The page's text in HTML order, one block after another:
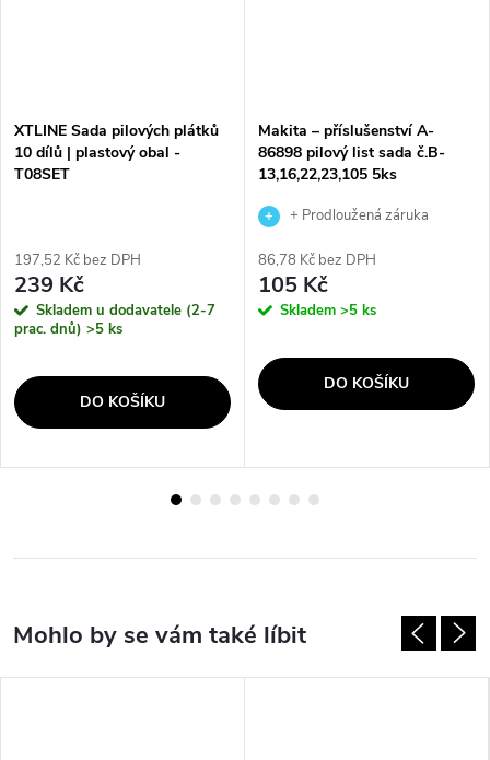
XTLINE Sada pilových plátků
10 dílů | plastový obal -
T08SET
197,52 Kč bez DPH
239 Kč
Skladem u dodavatele (2-7
prac. dnů) >5 ks
DO KOŠÍKU
Makita – příslušenství A-
86898 pilový list sada č.B-
13,16,22,23,105 5ks
+ Prodloužená záruka
86,78 Kč bez DPH
105 Kč
Skladem >5 ks
DO KOŠÍKU